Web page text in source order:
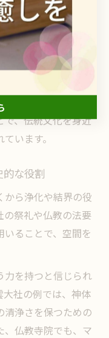
再生」「エネルギ
、出雲大社や伊勢
祭事でマコモが使
け継いでいます。
、伝統文化を身近
います。
な役割
ら浄化や結界の役
祭礼や仏教の法要
ることで、空間を
力を持つと信じられ
社の例では、神体
清浄さを保つための
、仏教寺院でも、マ